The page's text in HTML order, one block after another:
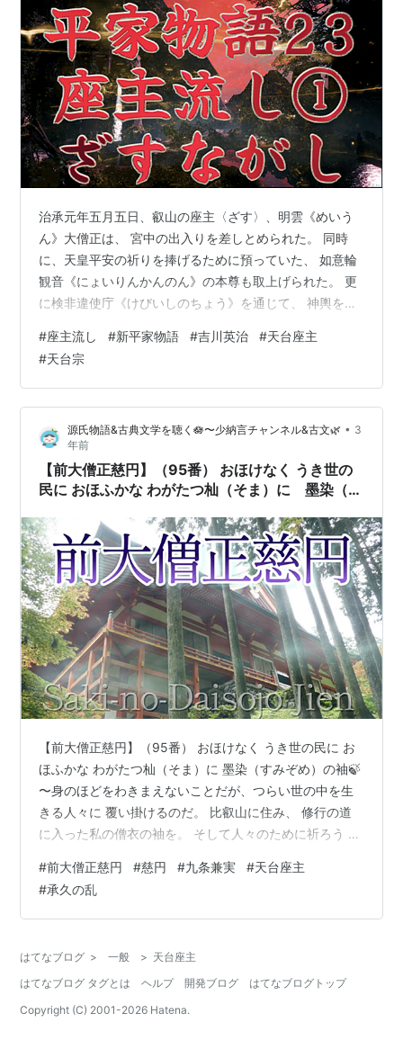
治承元年五月五日、叡山の座主〈ざす〉、明雲《めいう
ん》大僧正は、 宮中の出入りを差しとめられた。 同時
に、天皇平安の祈りを捧げるために預っていた、 如意輪
観音《にょいりんかんのん》の本尊も取上げられた。 更
に検非違使庁《けびいしのちょう》を通じて、 神輿を振
もきていた。 こうした、矢次ぎ早の朝廷の強硬策は、 先
の京の大火事に原因と理由があったろうが、 もう一つに
は、とかく、法皇の信任厚い西光《さいこう》法師が、
あることないこと、山門の不利になることばかりを、 後
白河法皇に告げ口したためであった。 そのため、法皇
は、ひどく山門に対する心証を害…
#座主流し #新平家物語 #吉川英治 #天台座主
#天台宗
源氏物語&古典文学を聴く🪷〜少納言チャンネル&古文🌿 • 3
年前
【前大僧正慈円】（95番） おほけなく うき世の
民に おほふかな わがたつ杣（そま）に 墨染（す
【前大僧正慈円】（95番） おほけなく うき世の民に お
ほふかな わがたつ杣（そま）に 墨染（すみぞめ）の袖🍃
〜身のほどをわきまえないことだが、つらい世の中を生
きる人々に 覆い掛けるのだ。 比叡山に住み、 修行の道
に入った私の僧衣の袖を。 そして人々のために祈ろう 💠
1225年） 藤原忠通（ふじわらのただみち）の息子。 37
歳の時に天台宗の座主となる。 （比叡山延暦寺の僧侶の
最高職で首長） 法名が慈円でおくり名が慈鎮（じち
抄』（ぐかんしょう）は、鎌倉時代初期の史論書。 作者
は天台宗…
#前大僧正慈円 #慈円 #九条兼実 #天台座主
#承久の乱
はてなブログ > 一般 > 天台座主
はてなブログ タグとは
ヘルプ 開発ブログ
はてなブログトップ
Copyright (C) 2001-2026 Hatena.